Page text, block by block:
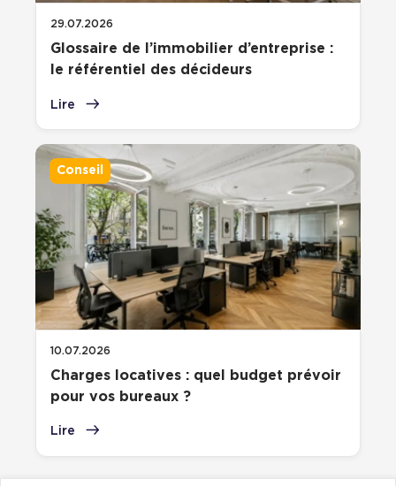
29.07.2026
Glossaire de l’immobilier d’entreprise :
le référentiel des décideurs
Lire
Conseil
10.07.2026
Charges locatives : quel budget prévoir
pour vos bureaux ?
Lire